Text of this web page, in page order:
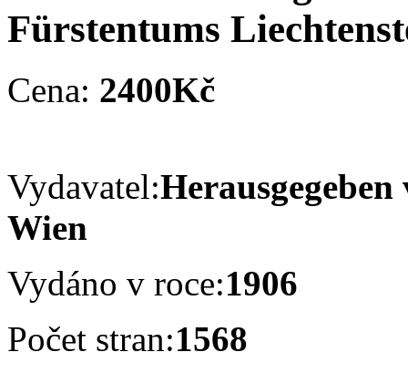
Fürstentums
Cena: 2400Kč
Vydavatel:
Wien
Vydáno v roce:1906
Počet stran:1568